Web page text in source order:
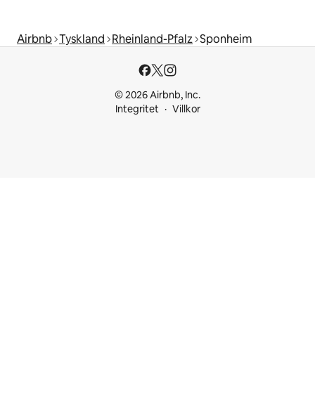
Airbnb Tyskland Rheinland-Pfalz Sponheim
© 2026 Airbnb, Inc.
Integritet
Villkor